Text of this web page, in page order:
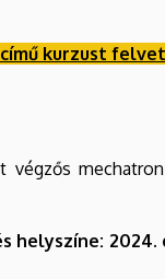
kurzust
végzős
helyszíne: 2024.